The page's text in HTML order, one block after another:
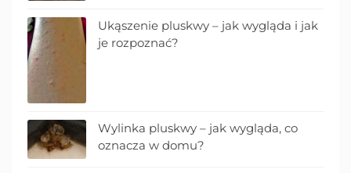
Ukąszenie pluskwy – jak wygląda i jak
je rozpoznać?
Wylinka pluskwy – jak wygląda, co
oznacza w domu?